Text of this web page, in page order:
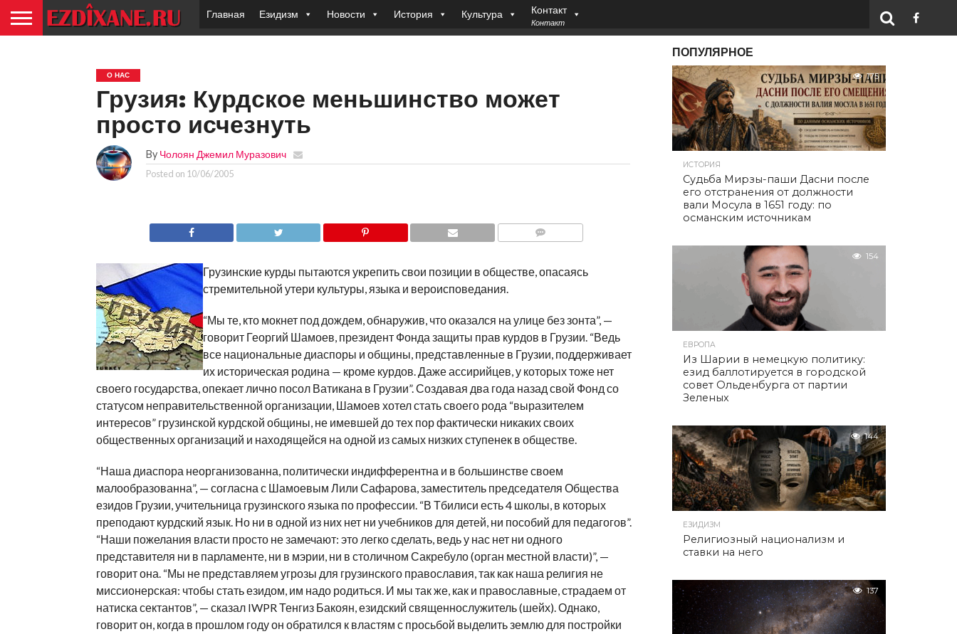
Главная Езидизм Новости История Культура Контакт
Контакт
О НАС
Грузия: Курдское меньшинство может
просто исчезнуть
By Чолоян Джемил Муразович
Posted on 10/06/2005
Грузинские курды пытаются укрепить свои позиции в обществе, опасаясь
стремительной утери культуры, языка и вероисповедания.
“Мы те, кто мокнет под дождем, обнаружив, что оказался на улице без зонта”, —
говорит Георгий Шамоев, президент Фонда защиты прав курдов в Грузии. “Ведь
все национальные диаспоры и общины, представленные в Грузии, поддерживает
их историческая родина — кроме курдов. Даже ассирийцев, у которых тоже нет
своего государства, опекает лично посол Ватикана в Грузии”. Создавая два года назад свой Фонд со
статусом неправительственной организации, Шамоев хотел стать своего рода “выразителем
интересов” грузинской курдской общины, не имевшей до тех пор фактически никаких своих
общественных организаций и находящейся на одной из самых низких ступенек в обществе.
“Наша диаспора неорганизованна, политически индифферентна и в большинстве своем
малообразованна”, — согласна с Шамоевым Лили Сафарова, заместитель председателя Общества
езидов Грузии, учительница грузинского языка по профессии. “В Тбилиси есть 4 школы, в которых
преподают курдский язык. Но ни в одной из них нет ни учебников для детей, ни пособий для педагогов”.
“Наши пожелания власти просто не замечают: это легко сделать, ведь у нас нет ни одного
представителя ни в парламенте, ни в мэрии, ни в столичном Сакребуло (орган местной власти)”, —
говорит она. “Мы не представляем угрозы для грузинского православия, так как наша религия не
миссионерская: чтобы стать езидом, им надо родиться. И мы так же, как и православные, страдаем от
натиска сектантов”, — сказал IWPR Тенгиз Бакоян, езидский священнослужитель (шейх). Однако,
говорит он, когда в прошлом году он обратился к властям с просьбой выделить землю для постройки
ПОПУЛЯРНОЕ
175
ИСТОРИЯ
Судьба Мирзы-паши Дасни после
его отстранения от должности
вали Мосула в 1651 году: по
османским источникам
154
ЕВРОПА
Из Шарии в немецкую политику:
езид баллотируется в городской
совет Ольденбурга от партии
Зеленых
144
ЕЗИДИЗМ
Религиозный национализм и
ставки на него
137